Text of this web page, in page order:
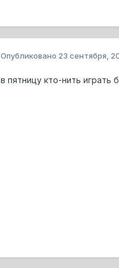
Опубликовано 23 сентября,
в пятницу кто-нить играть